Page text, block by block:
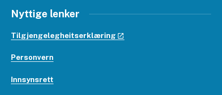
Nyttige lenker
Tilgjengelegheitserklæring
Personvern
Innsynsrett